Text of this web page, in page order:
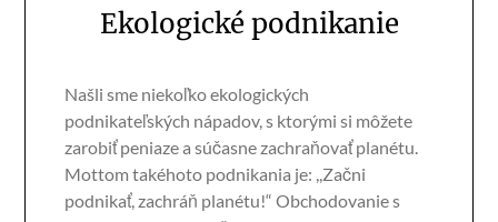
Ekologické podnikanie
Našli sme niekoľko ekologických
podnikateľských nápadov, s ktorými si môžete
zarobiť peniaze a súčasne zachraňovať planétu.
Mottom takéhoto podnikania je: ,,Začni
podnikať, zachráň planétu!“ Obchodovanie s